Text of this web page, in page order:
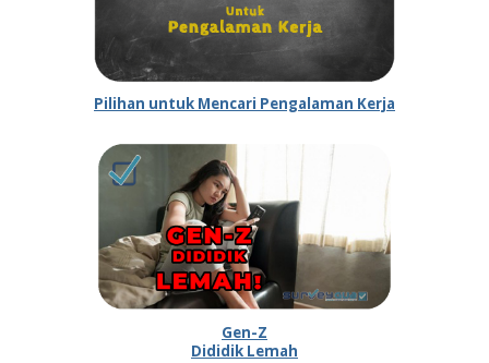
Pilihan untuk Mencari Pengalaman Kerja
Gen-Z
Dididik Lemah